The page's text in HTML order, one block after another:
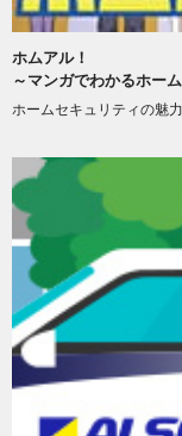
ホムアル！
～マンガでわかるホー
ホームセキュリティの魅